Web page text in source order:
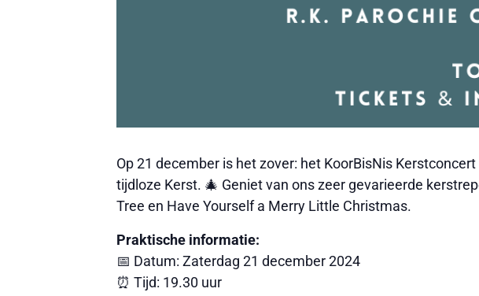
Op 21 december is het zover: het KoorBisNis
tijdloze Kerst. 🎄 Geniet van ons zeer gevarieerde
Tree en Have Yourself a Merry Little Christmas.
Praktische informatie:
📅 Datum: Zaterdag 21 december 2024
⏰ Tijd: 19.30 uur